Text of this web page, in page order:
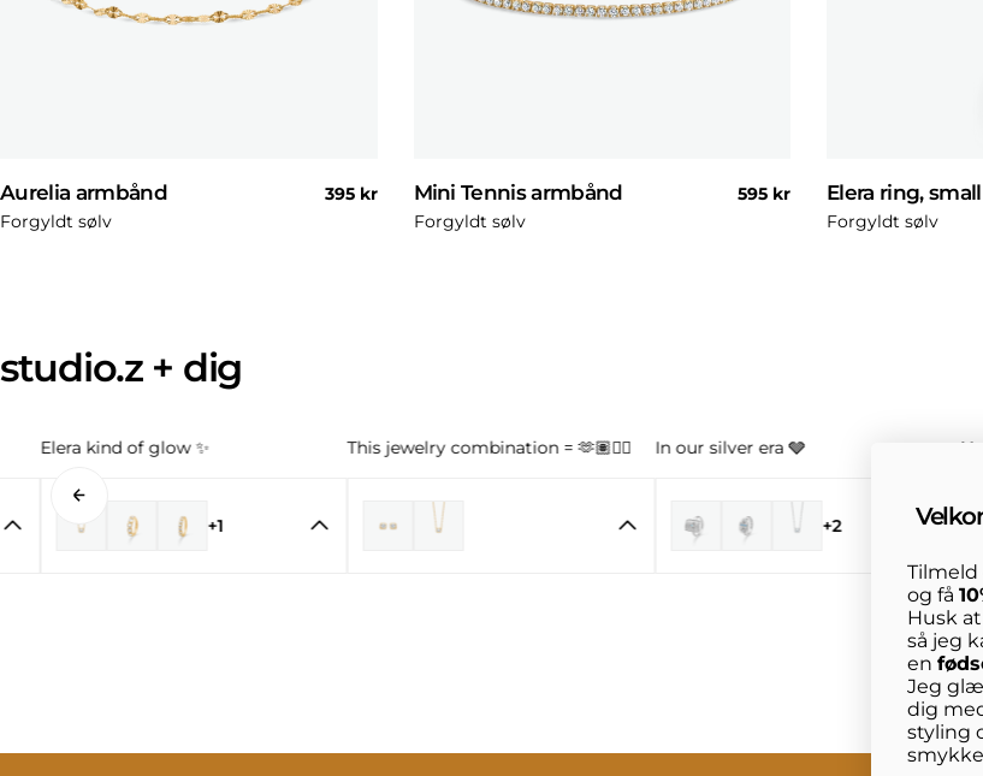
Aurelia armbånd
Normal
395 kr
Forgyldt sølv
Mini Tennis armbånd
Normal
595 kr
Forgyldt sølv
Elera ring, small
Forgyldt sølv
studio.z + dig
Elera kind of glow ✨
+1
This jewelry combination = 🫶🏽👌🏼 In our silver era 🩶
+2
Tilmeld
og få
Husk
så jeg
en
Jeg
dig
styling